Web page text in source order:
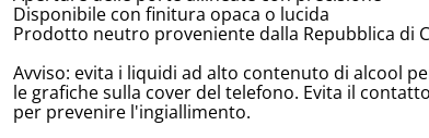
Disponibile con finitura opaca o lucida
Prodotto neutro proveniente dalla Repubblica di
Avviso: evita i liquidi ad alto contenuto di alcool
le grafiche sulla cover del telefono. Evita il
per prevenire l'ingiallimento.